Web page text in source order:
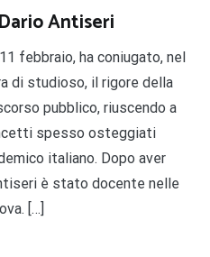
Antiseri
febbraio, ha coniugato, nel
di studioso, il rigore della
pubblico, riuscendo a
spesso osteggiati
italiano. Dopo aver
è stato docente nelle
[…]